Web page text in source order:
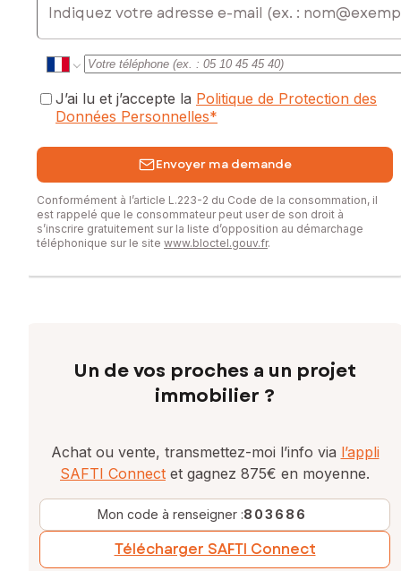
Prix de vente : 120 000 €
Honoraires charge vendeur
Contactez votre conseiller SAFTI : René ROUSSEAU, Tél. :
06 75 77 91 61, E-mail : rene.rousseau@safti.fr - EI - Agent
commercial immatriculé au RSAC de SAINT-NAZAIRE sous le
numéro 411 106 594
J’ai lu et j’accepte la Politique de Protection des
Données Personnelles*
Envoyer ma demande
Conformément à l’article L.223-2 du Code de la consommation, il
est rappelé que le consommateur peut user de son droit à
s’inscrire gratuitement sur la liste d’opposition au démarchage
téléphonique sur le site www.bloctel.gouv.fr.
Un de vos proches a un projet
immobilier ?
Achat ou vente, transmettez-moi l’info via l’appli
SAFTI Connect et gagnez 875€ en moyenne.
Mon code à renseigner :803686
Télécharger SAFTI Connect